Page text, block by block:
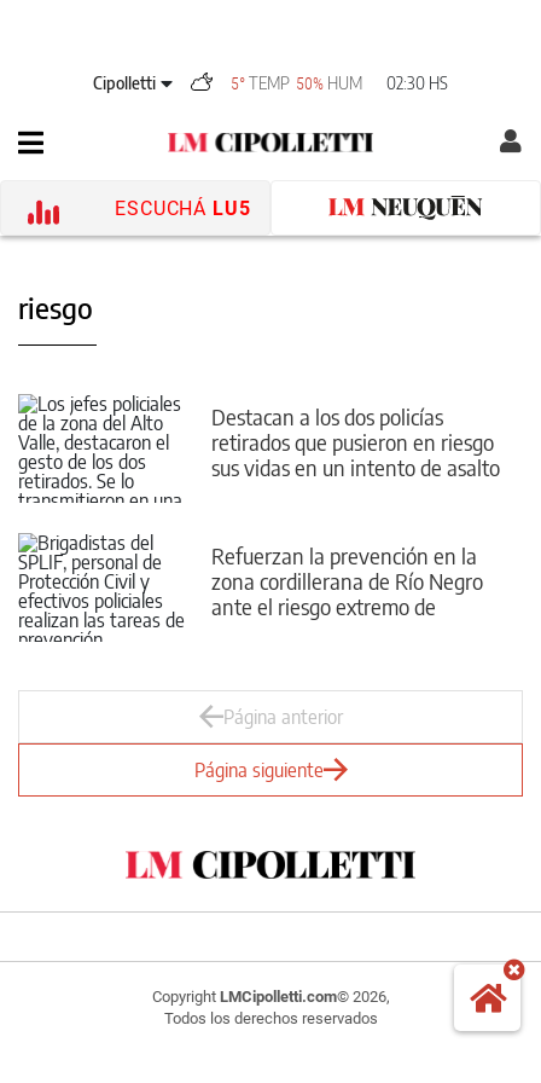
Cipolletti 5° TEMP 50% HUM 02:30 HS
ESCUCHÁ LU5
riesgo
Destacan a los dos policías
retirados que pusieron en riesgo
sus vidas en un intento de asalto
Refuerzan la prevención en la
zona cordillerana de Río Negro
ante el riesgo extremo de
Página anterior
Página siguiente
Copyright LMCipolletti.com© 2026,
Todos los derechos reservados